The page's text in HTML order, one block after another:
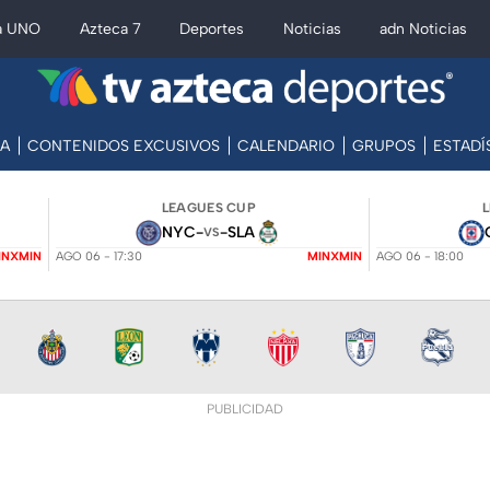
UNO Azteca 7 Deportes Noticias adn Noticias
CONTENIDOS EXCUSIVOS CALENDARIO GRUPOS
LEAGUES CUP
NYC-VS-SLA
AGO 06 - 17:30 MINXMIN AGO 06 - 18:00
PUBLICIDAD